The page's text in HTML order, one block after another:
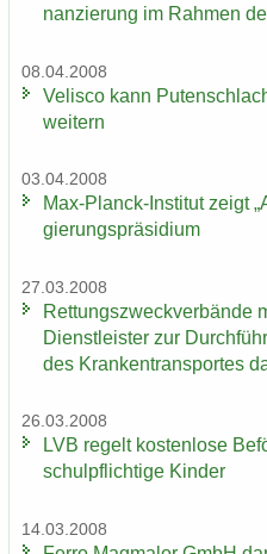
nan­zie­rung im Rah­men
08.04.2008
Ve­lis­co kann
wei­tern
03.04.2008
Max-​Planck-Institut zeigt
gie­rungs­prä­si­di­um
27.03.2008
Ret­tungs­zweck­ver­bän­de
Dienst­leis­ter zur
des Kran­ken­trans­por­tes
26.03.2008
LVB re­gelt kos­ten­lo­se
schul­pflich­ti­ge Kin­der
14.03.2008